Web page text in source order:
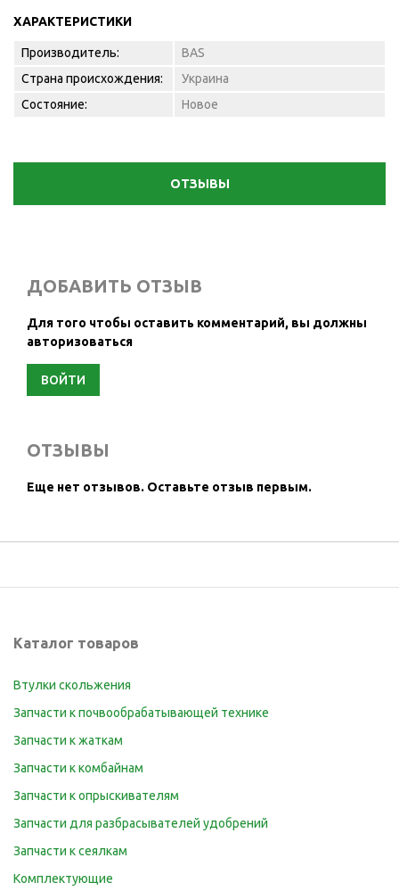
ХАРАКТЕРИСТИКИ
Производитель:
BAS
Страна происхождения:
Украина
Состояние:
Новое
ОТЗЫВЫ
ДОБАВИТЬ ОТЗЫВ
Для того чтобы оставить комментарий, вы должны
авторизоваться
ВОЙТИ
ОТЗЫВЫ
Еще нет отзывов. Оставьте отзыв первым.
Каталог товаров
Втулки скольжения
Запчасти к почвообрабатывающей технике
Запчасти к жаткам
Запчасти к комбайнам
Запчасти к опрыскивателям
Запчасти для разбрасывателей удобрений
Запчасти к сеялкам
Комплектующие